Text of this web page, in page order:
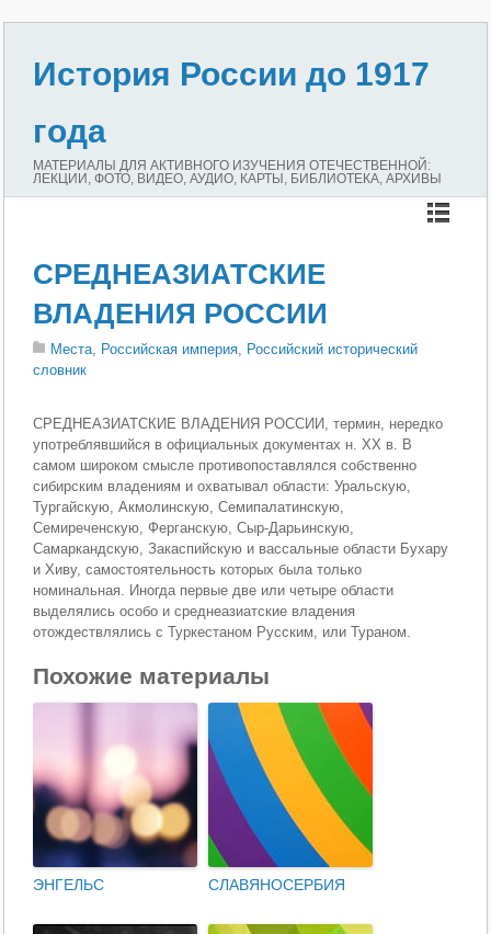
История России до 1917
года
МАТЕРИАЛЫ ДЛЯ АКТИВНОГО ИЗУЧЕНИЯ ОТЕЧЕСТВЕННОЙ:
ЛЕКЦИИ, ФОТО, ВИДЕО, АУДИО, КАРТЫ, БИБЛИОТЕКА, АРХИВЫ
СРЕДНЕАЗИАТСКИЕ
ВЛАДЕНИЯ РОССИИ
Места, Российская империя, Российский исторический
словник
СРЕДНЕАЗИАТСКИЕ ВЛАДЕНИЯ РОССИИ, термин, нередко
употреблявшийся в официальных документах н. XX в. В
самом широком смысле противопоставлялся собственно
сибирским владениям и охватывал области: Уральскую,
Тургайскую, Акмолинскую, Семипалатинскую,
Семиреченскую, Ферганскую, Сыр-Дарьинскую,
Самаркандскую, Закаспийскую и вассальные области Бухару
и Хиву, самостоятельность которых была только
номинальная. Иногда первые две или четыре области
выделялись особо и среднеазиатские владения
отождествлялись с Туркестаном Русским, или Тураном.
Похожие материалы
ЭНГЕЛЬС СЛАВЯНОСЕРБИЯ